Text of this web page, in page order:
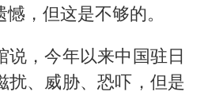
，但这是不够的。
说，今年以来中国驻日
扰、威胁、恐吓，但是